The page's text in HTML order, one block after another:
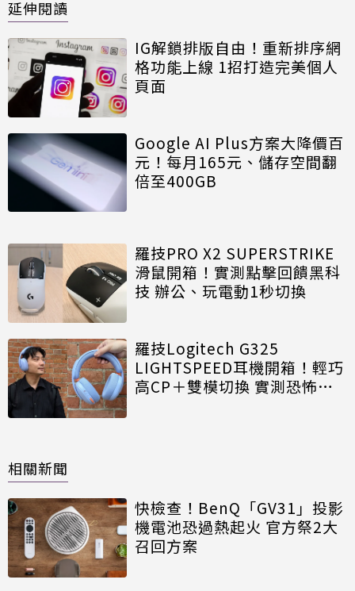
延伸閱讀
IG解鎖排版自由！重新排序網
格功能上線 1招打造完美個人
頁面
Google AI Plus方案大降價百
元！每月165元、儲存空間翻
倍至400GB
羅技PRO X2 SUPERSTRIKE
滑鼠開箱！實測點擊回饋黑科
技 辦公、玩電動1秒切換
羅技Logitech G325
LIGHTSPEED耳機開箱！輕巧
高CP＋雙模切換 實測恐怖遊
相關新聞
快檢查！BenQ「GV31」投影
機電池恐過熱起火 官方祭2大
召回方案